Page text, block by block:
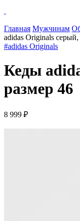
Главная Мужчинам
adidas Originals серый,
#adidas Originals
Кеды
размер 46
8 999 ₽